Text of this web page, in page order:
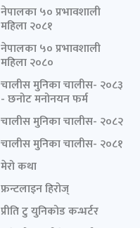
नेपालका ५० प्रभावशाली
महिला २०८१
नेपालका ५० प्रभावशाली
महिला २०८०
चालीस मुनिका चालीस- २०८३
- छनोट मनोनयन फर्म
चालीस मुनिका चालीस- २०८२
चालीस मुनिका चालीस- २०८१
मेरो कथा
फ्रन्टलाइन हिरोज्
प्रीति टु युनिकोड कन्भर्टर